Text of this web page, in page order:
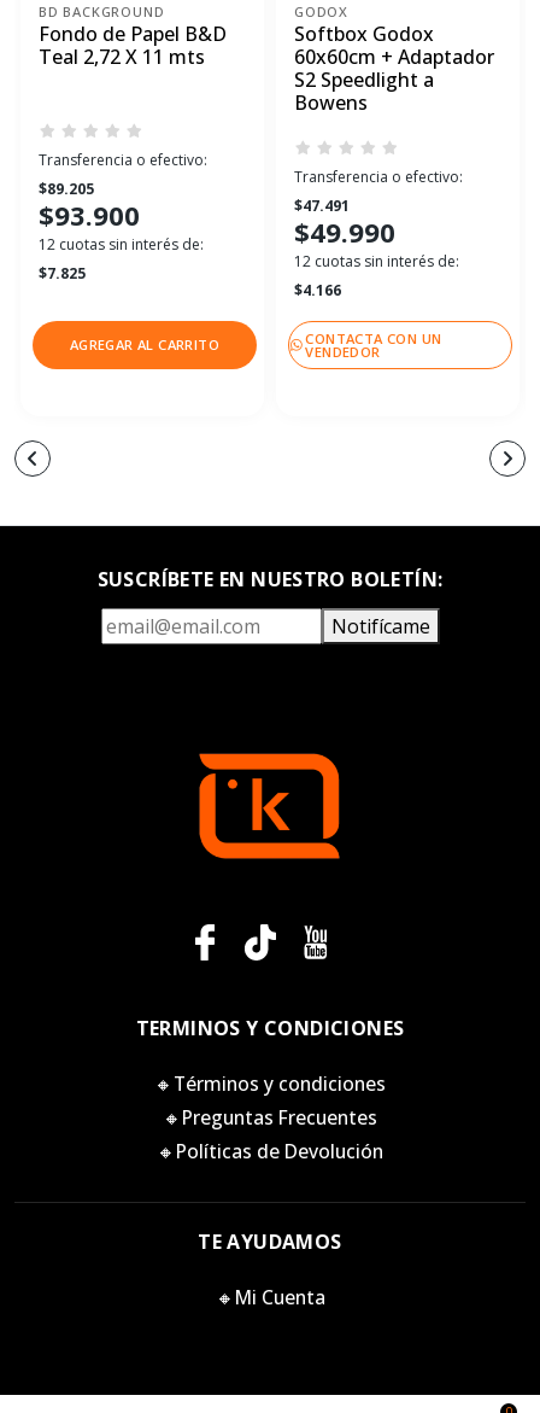
BD BACKGROUND
Fondo de Papel B&D
Teal 2,72 X 11 mts
Transferencia o efectivo:
$89.205
$93.900
12 cuotas sin interés de:
$7.825
AGREGAR AL CARRITO
GODOX
Softbox Godox
60x60cm + Adaptador
S2 Speedlight a
Bowens
Transferencia o efectivo:
$47.491
$49.990
12 cuotas sin interés de:
$4.166
CONTACTA CON UN
VENDEDOR
SUSCRÍBETE EN NUESTRO BOLETÍN:
Notifícame
TERMINOS Y CONDICIONES
🔸Términos y condiciones
🔸Preguntas Frecuentes
🔸Políticas de Devolución
TE AYUDAMOS
🔸Mi Cuenta